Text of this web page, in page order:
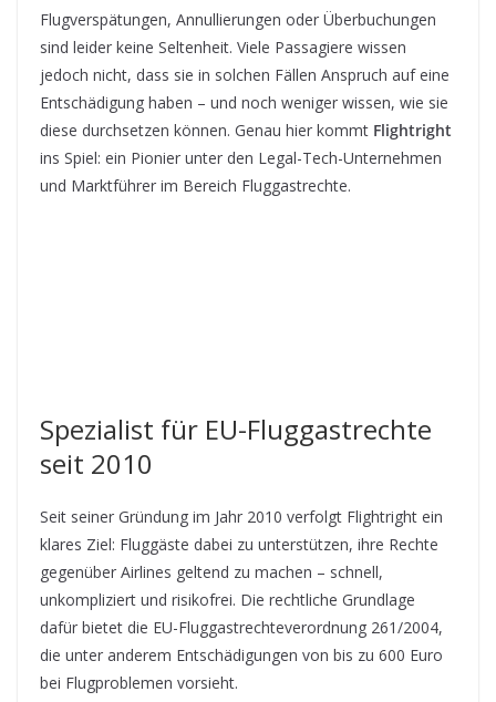
Flugverspätungen, Annullierungen oder Überbuchungen
sind leider keine Seltenheit. Viele Passagiere wissen
jedoch nicht, dass sie in solchen Fällen Anspruch auf eine
Entschädigung haben – und noch weniger wissen, wie sie
diese durchsetzen können. Genau hier kommt Flightright
ins Spiel: ein Pionier unter den Legal-Tech-Unternehmen
und Marktführer im Bereich Fluggastrechte.
Spezialist für EU-Fluggastrechte
seit 2010
Seit seiner Gründung im Jahr 2010 verfolgt Flightright ein
klares Ziel: Fluggäste dabei zu unterstützen, ihre Rechte
gegenüber Airlines geltend zu machen – schnell,
unkompliziert und risikofrei. Die rechtliche Grundlage
dafür bietet die EU-Fluggastrechteverordnung 261/2004,
die unter anderem Entschädigungen von bis zu 600 Euro
bei Flugproblemen vorsieht.